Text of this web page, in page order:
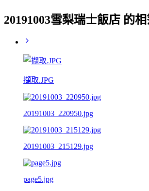
20191003雪梨瑞士飯店 的
擷取.JPG
20191003_220950.jpg
20191003_215129.jpg
page5.jpg